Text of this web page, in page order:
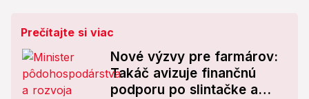
Prečítajte si viac
Nové výzvy pre farmárov:
Takáč avizuje finančnú
podporu po slintačke a